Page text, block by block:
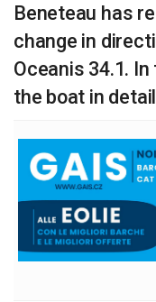
Beneteau has
change in
Oceanis 34.1.
the boat in